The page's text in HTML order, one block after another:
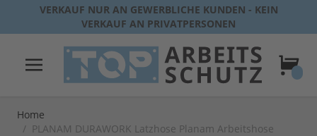
Direkt zum Inhalt
VERKAUF NUR AN GEWERBLICHE KUNDEN - KEIN
VERKAUF AN PRIVATPERSONEN
Home
/ PLANAM DURAWORK Latzhose Planam Arbeitshose